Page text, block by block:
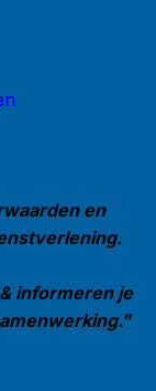
en
informeren je